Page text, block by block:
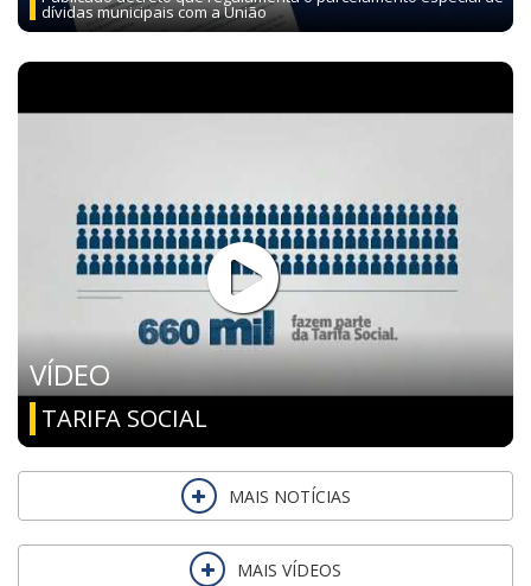
dívidas municipais com a União
VÍDEO
TARIFA SOCIAL
MAIS NOTÍCIAS
MAIS VÍDEOS